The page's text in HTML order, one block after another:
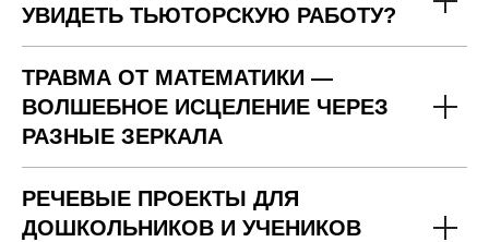
УВИДЕТЬ ТЬЮТОРСКУЮ РАБОТУ?
ТРАВМА ОТ МАТЕМАТИКИ —
ВОЛШЕБНОЕ ИСЦЕЛЕНИЕ ЧЕРЕЗ
РАЗНЫЕ ЗЕРКАЛА
РЕЧЕВЫЕ ПРОЕКТЫ ДЛЯ
ДОШКОЛЬНИКОВ И УЧЕНИКОВ